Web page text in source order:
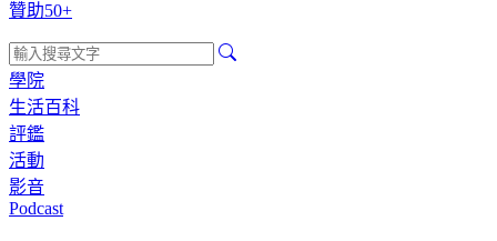
贊助50+
學院
生活百科
評鑑
活動
影音
Podcast